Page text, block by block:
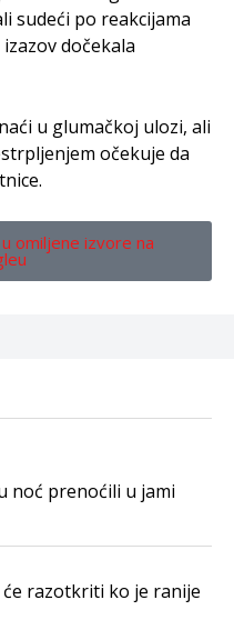
sudeći po reakcijama
dočekala
u glumačkoj ulozi, ali
očekuje da
omiljene izvore na
noć prenoćili u jami
razotkriti ko je ranije